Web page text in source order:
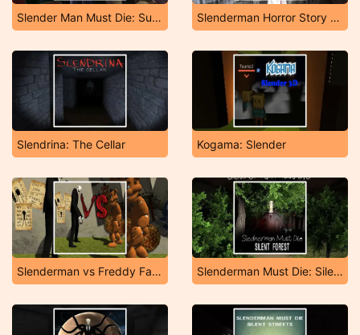
Slender Man Must Die: Survivors Slenderman Horror Story Madhouse
Slendrina: The Cellar Kogama: Slender
Slenderman vs Freddy Fazbear Slenderman Must Die: Silent Forest